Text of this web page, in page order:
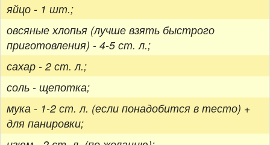
яйцо - 1 шт.;
овсяные хлопья (лучше взять быстрого
приготовления) - 4-5 ст. л.;
сахар - 2 ст. л.;
соль - щепотка;
мука - 1-2 ст. л. (если понадобится в тесто) +
для панировки;